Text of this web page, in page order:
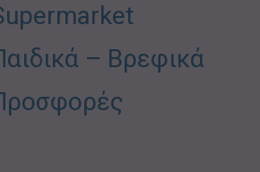
– Βρεφικά